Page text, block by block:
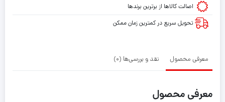
اصالت کالاها از برترین برندها
تحویل سریع در کمترین زمان ممکن
معرفی محصول نقد و بررسی‌ها (0)
معرفی محصول